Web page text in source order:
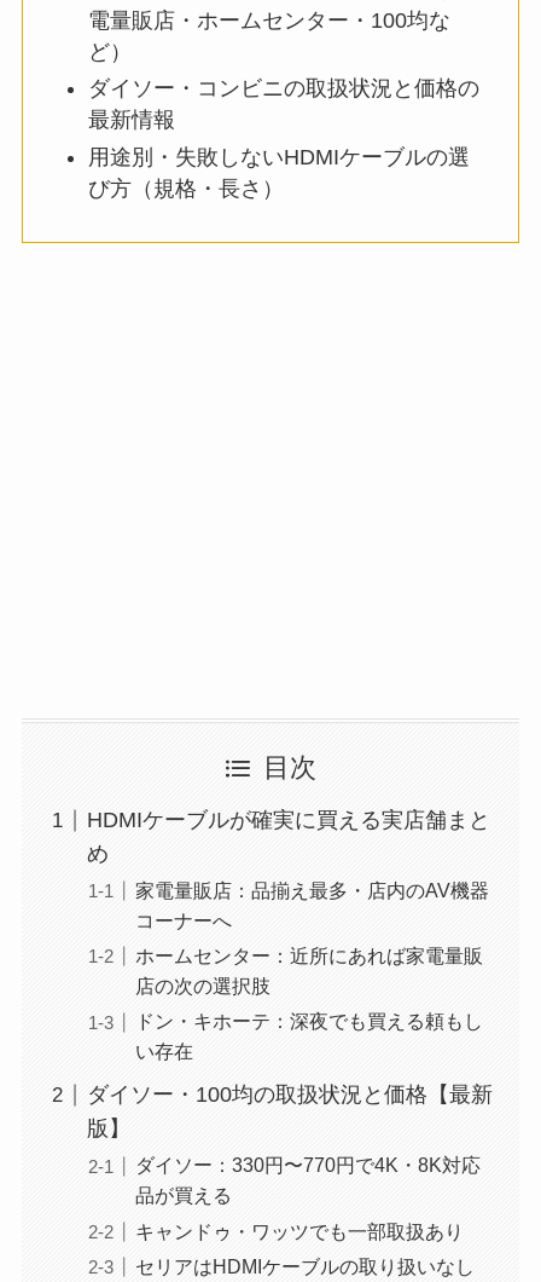
電量販店・ホームセンター・100均な
ど）
ダイソー・コンビニの取扱状況と価格の
最新情報
用途別・失敗しないHDMIケーブルの選
び方（規格・長さ）
目次
HDMIケーブルが確実に買える実店舗まと
め
家電量販店：品揃え最多・店内のAV機器
コーナーへ
ホームセンター：近所にあれば家電量販
店の次の選択肢
ドン・キホーテ：深夜でも買える頼もし
い存在
ダイソー・100均の取扱状況と価格【最新
版】
ダイソー：330円〜770円で4K・8K対応
品が買える
キャンドゥ・ワッツでも一部取扱あり
セリアはHDMIケーブルの取り扱いなし